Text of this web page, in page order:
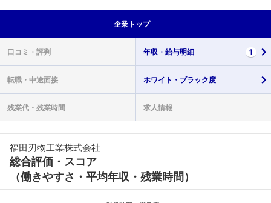
企業 トップ
口コミ・ 評判 年収・ 給与明細 1
転職・ 中途面接 ホワイト・ ブラック度
残業代・ 残業時間 求人情報
福田刃物工業株式会社
総合評価・スコア
（働きやすさ・平均年収・残業時間）